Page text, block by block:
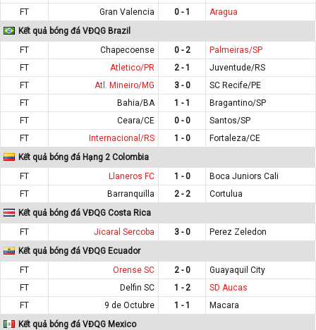
FT
Gran Valencia 0 - 1
Aragua
Kết quả bóng đá VĐQG Brazil
FT
Chapecoense 0 - 2
Palmeiras/SP
FT
Atletico/PR 2 - 1
Juventude/RS
FT
Atl. Mineiro/MG 3 - 0
SC Recife/PE
FT
Bahia/BA 1 - 1
Bragantino/SP
FT
Ceara/CE 0 - 0
Santos/SP
FT
Internacional/RS 1 - 0
Fortaleza/CE
Kết quả bóng đá Hạng 2 Colombia
FT
Llaneros FC 1 - 0
Boca Juniors Cali
FT
Barranquilla 2 - 2
Cortulua
Kết quả bóng đá VĐQG Costa Rica
FT
Jicaral Sercoba 3 - 0
Perez Zeledon
Kết quả bóng đá VĐQG Ecuador
FT
Orense SC 2 - 0
Guayaquil City
FT
Delfin SC 1 - 2
SD Aucas
FT
9 de Octubre 1 - 1
Macara
Kết quả bóng đá VĐQG Mexico